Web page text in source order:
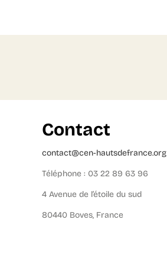
Contact
contact@cen-hautsdefrance.org
Téléphone : 03 22 89 63 96
4 Avenue de l’étoile du sud
80440 Boves, France